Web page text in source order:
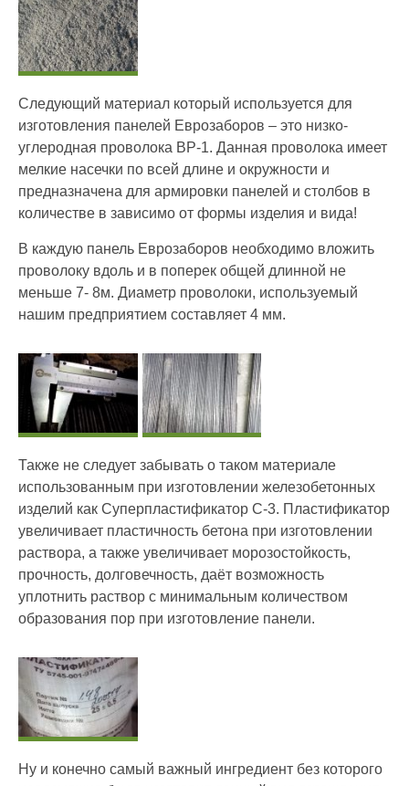
Следующий материал который используется для
изготовления панелей Еврозаборов – это низко-
углеродная проволока ВР-1. Данная проволока имеет
мелкие насечки по всей длине и окружности и
предназначена для армировки панелей и столбов в
количестве в зависимо от формы изделия и вида!
В каждую панель Еврозаборов необходимо вложить
проволоку вдоль и в поперек общей длинной не
меньше 7- 8м. Диаметр проволоки, используемый
нашим предприятием составляет 4 мм.
Также не следует забывать о таком материале
использованным при изготовлении железобетонных
изделий как Суперпластификатор С-3. Пластификатор
увеличивает пластичность бетона при изготовлении
раствора, а также увеличивает морозостойкость,
прочность, долговечность, даёт возможность
уплотнить раствор с минимальным количеством
образования пор при изготовление панели.
Ну и конечно самый важный ингредиент без которого